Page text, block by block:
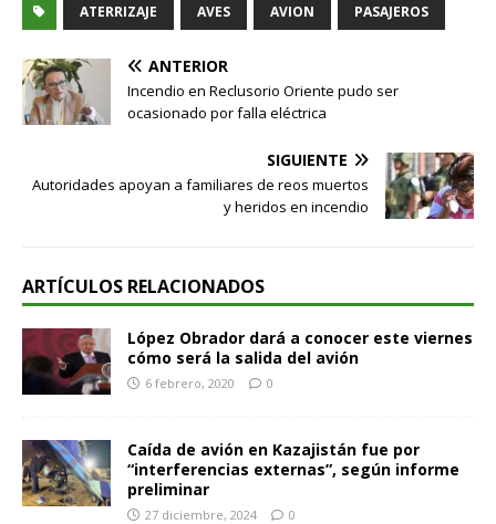
ATERRIZAJE AVES AVION PASAJEROS
ANTERIOR
Incendio en Reclusorio Oriente pudo ser
ocasionado por falla eléctrica
SIGUIENTE
Autoridades apoyan a familiares de reos muertos
y heridos en incendio
ARTÍCULOS RELACIONADOS
López Obrador dará a conocer este viernes
cómo será la salida del avión
6 febrero, 2020 0
Caída de avión en Kazajistán fue por
“interferencias externas”, según informe
preliminar
27 diciembre, 2024 0